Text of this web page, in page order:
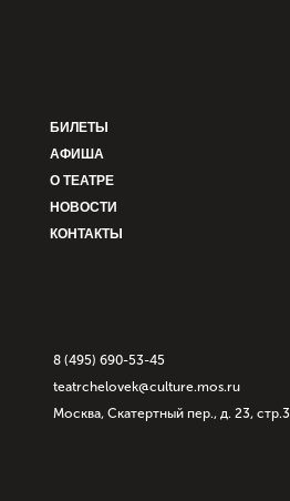
БИЛЕТЫ
АФИША
О ТЕАТРЕ
НОВОСТИ
КОНТАКТЫ
8 (495) 690-53-45
teatrchelovek@culture.mos.ru
Москва, Скатертный пер., д. 23, стр.3